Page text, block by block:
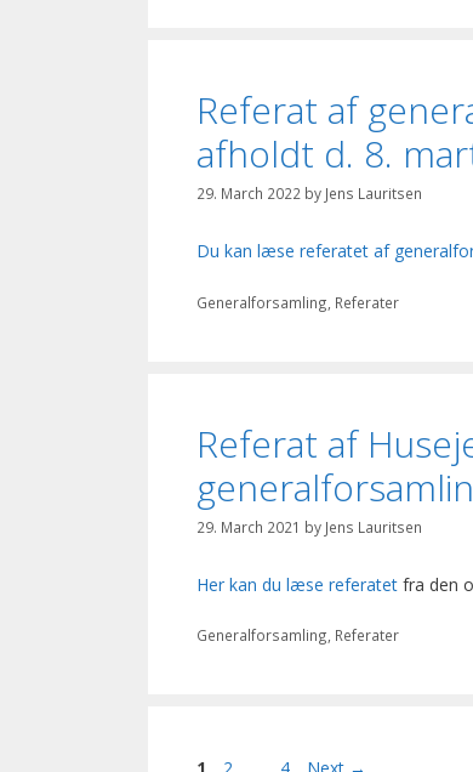
Referat af
afholdt d. 8.
29. March 2022 by Jens Lauritsen
Du kan læse referatet af
Categories
Generalforsamling Referater
Referat af
29. March 2021 by Jens Lauritsen
Her kan du læse referatet fra den
Categories
Generalforsamling, Referater
PagePage Page